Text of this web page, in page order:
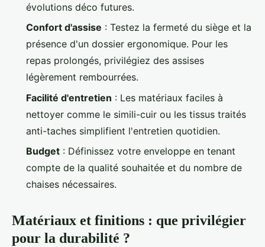
évolutions déco futures.
Confort d'assise : Testez la fermeté du siège et la
présence d'un dossier ergonomique. Pour les
repas prolongés, privilégiez des assises
légèrement rembourrées.
Facilité d'entretien : Les matériaux faciles à
nettoyer comme le simili-cuir ou les tissus traités
anti-taches simplifient l'entretien quotidien.
Budget : Définissez votre enveloppe en tenant
compte de la qualité souhaitée et du nombre de
chaises nécessaires.
Matériaux et finitions : que privilégier
pour la durabilité ?